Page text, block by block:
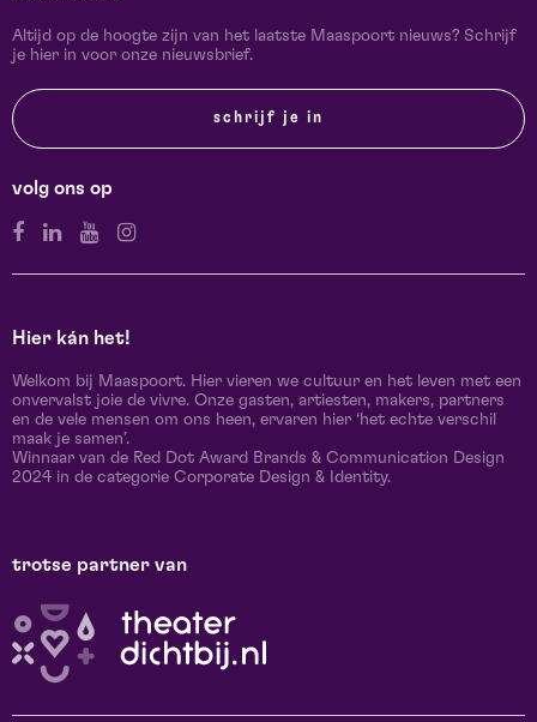
Altijd op de hoogte zijn van het laatste Maaspoort nieuws? Schrijf
je hier in voor onze nieuwsbrief.
schrijf je in
volg ons op
Hier kán het!
Welkom bij Maaspoort. Hier vieren we cultuur en het leven met een
onvervalst joie de vivre. Onze gasten, artiesten, makers, partners
en de vele mensen om ons heen, ervaren hier ‘het echte verschil
maak je samen’.
Winnaar van de Red Dot Award Brands & Communication Design
2024 in de categorie Corporate Design & Identity.
trotse partner van